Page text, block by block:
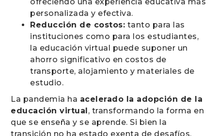
personalizada y efectiva.
Reducción de costos: tanto para las
instituciones como para los estudiantes,
la educación virtual puede suponer un
ahorro significativo en costos de
transporte, alojamiento y materiales de
estudio.
La pandemia ha acelerado la adopción de la
educación virtual, transformando la forma en
que se enseña y se aprende. Si bien la
transición no ha estado exenta de desafíos,